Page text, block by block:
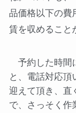
品価格以下の費
賃を収めること
予約した時間
と、電話対応頂
迎えて頂き、直
で、さっそく作